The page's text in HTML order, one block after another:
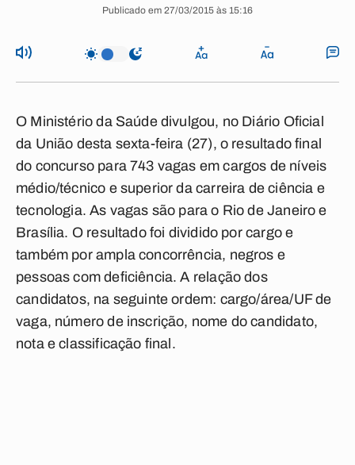
Publicado em 27/03/2015 às 15:16
O Ministério da Saúde divulgou, no Diário Oficial
da União desta sexta-feira (27), o resultado final
do concurso para 743 vagas em cargos de níveis
médio/técnico e superior da carreira de ciência e
tecnologia. As vagas são para o Rio de Janeiro e
Brasília. O resultado foi dividido por cargo e
também por ampla concorrência, negros e
pessoas com deficiência. A relação dos
candidatos, na seguinte ordem: cargo/área/UF de
vaga, número de inscrição, nome do candidato,
nota e classificação final.